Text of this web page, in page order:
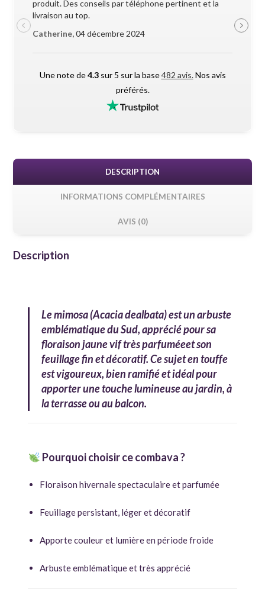
produit. Des conseils par téléphone pertinent et la
livraison au top.
Catherine,04 décembre 2024
Une note de4.3sur 5 sur la base482 avis.Nos avis
préférés.
DESCRIPTION
INFORMATIONS COMPLÉMENTAIRES
AVIS (0)
Description
Lemimosa (Acacia dealbata)est un arbuste
emblématique du Sud, apprécié pour sa
floraison jaune vif très parfuméeet son
feuillage fin et décoratif. Ce sujet en touffe
est vigoureux, bien ramifié et idéal pour
apporter une touche lumineuse au jardin, à
la terrasse ou au balcon.
Pourquoi choisir ce combava ?
Floraison hivernale spectaculaire et parfumée
Feuillage persistant, léger et décoratif
Apporte couleur et lumière en période froide
Arbuste emblématique et très apprécié